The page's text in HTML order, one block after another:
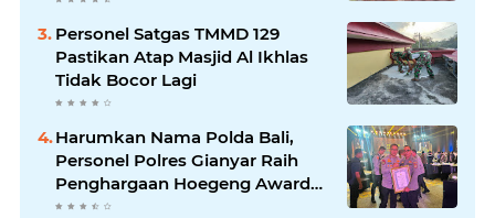
Personel Satgas TMMD 129
Pastikan Atap Masjid Al Ikhlas
Tidak Bocor Lagi
Harumkan Nama Polda Bali,
Personel Polres Gianyar Raih
Penghargaan Hoegeng Awards
2026